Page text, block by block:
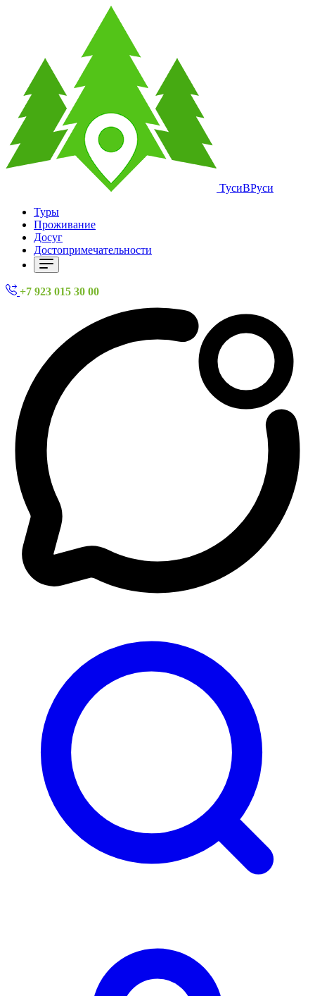
ТусиВРуси
Туры
Проживание
Досуг
Достопримечательности
+7 923 015 30 00